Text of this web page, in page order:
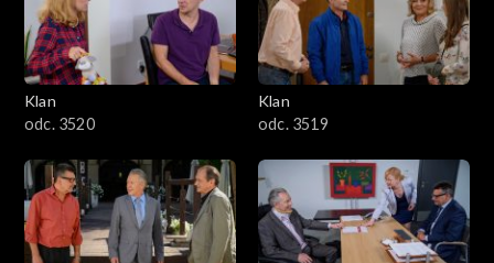
Klan
odc. 3520
Klan
odc. 3519